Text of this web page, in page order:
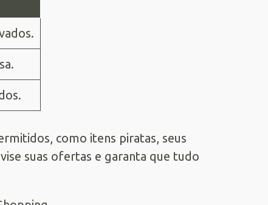
como itens piratas, seus
suas ofertas e garanta que tudo